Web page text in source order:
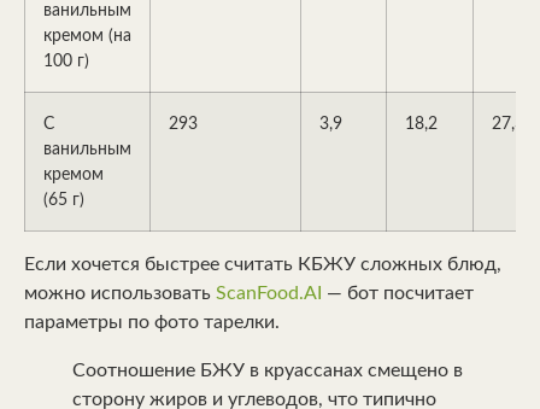
ванильным
кремом (на
100 г)
С
ванильным
кремом
(65 г)
293 3,9 18,2 27,3
Если хочется быстрее считать КБЖУ сложных блюд,
можно использовать ScanFood.AI — бот посчитает
параметры по фото тарелки.
Соотношение БЖУ в круассанах смещено в
сторону жиров и углеводов, что типично